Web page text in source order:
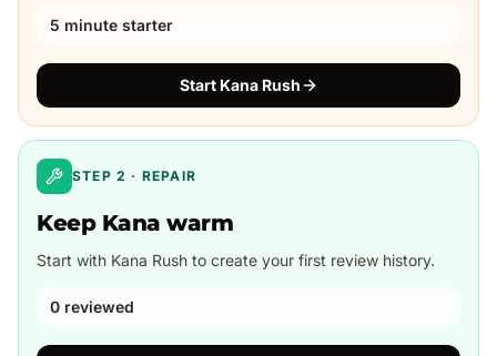
5 minute starter
Start Kana Rush
STEP 2 · REPAIR
Keep Kana warm
Start with Kana Rush to create your first review history.
0 reviewed